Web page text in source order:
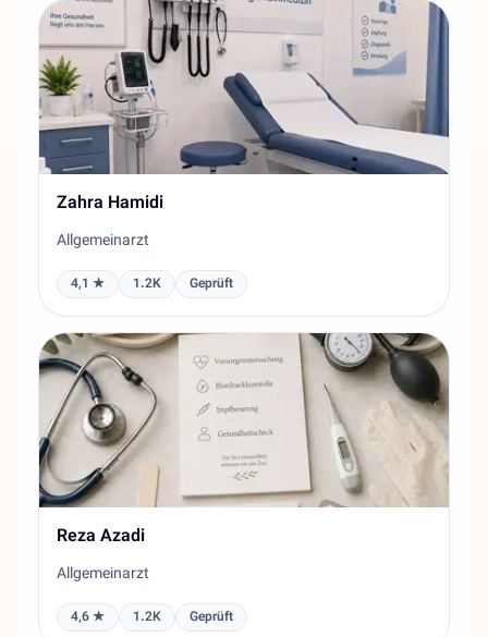
Zahra Hamidi
Allgemeinarzt
4,1 ★ 1.2K Geprüft
Reza Azadi
Allgemeinarzt
4,6 ★ 1.2K Geprüft